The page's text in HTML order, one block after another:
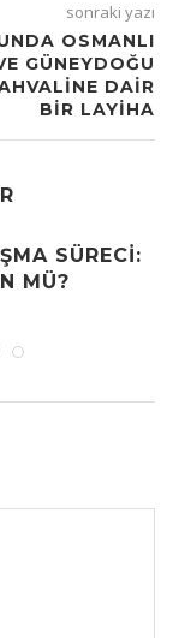
sonraki yazı
OSMANLI
GÜNEYDOĞU
DAIR
BIR LAYIHA
SÜRECI:
MÜ?